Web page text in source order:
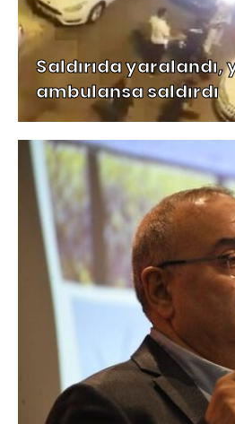
Saldırıda yaralandı,
ambulansa saldırdı